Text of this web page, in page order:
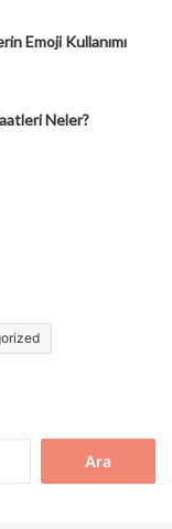
Emoji Kullanımı
Neler?